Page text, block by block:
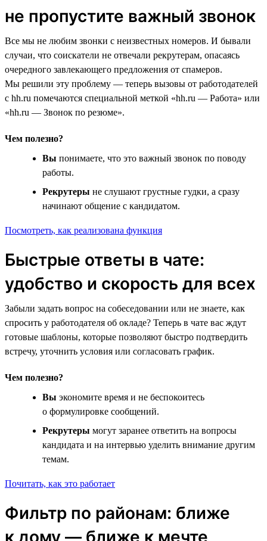
не пропустите важный звонок
Все мы не любим звонки с неизвестных номеров. И бывали
случаи, что соискатели не отвечали рекрутерам, опасаясь
очередного завлекающего предложения от спамеров.
Мы решили эту проблему — теперь вызовы от работодателей
с hh.ru помечаются специальной меткой «hh.ru — Работа» или
«hh.ru — Звонок по резюме».
Чем полезно?
Вы понимаете, что это важный звонок по поводу
работы.
Рекрутеры не слушают грустные гудки, а сразу
начинают общение с кандидатом.
Посмотреть, как реализована функция
Быстрые ответы в чате:
удобство и скорость для всех
Забыли задать вопрос на собеседовании или не знаете, как
спросить у работодателя об окладе? Теперь в чате вас ждут
готовые шаблоны, которые позволяют быстро подтвердить
встречу, уточнить условия или согласовать график.
Чем полезно?
Вы экономите время и не беспокоитесь
о формулировке сообщений.
Рекрутеры могут заранее ответить на вопросы
кандидата и на интервью уделить внимание другим
темам.
Почитать, как это работает
Фильтр по районам: ближе
к дому — ближе к мечте